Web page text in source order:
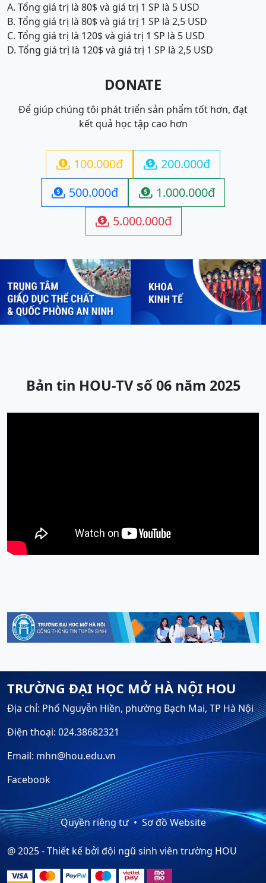
A. Tổng giá trị là 80$ và giá trị 1 SP là 5 USD
B. Tổng giá trị là 80$ và giá trị 1 SP là 2,5 USD
C. Tổng giá trị là 120$ và giá trị 1 SP là 5 USD
D. Tổng giá trị là 120$ và giá trị 1 SP là 2,5 USD
DONATE
Để giúp chúng tôi phát triển sản phẩm tốt hơn, đạt
kết quả học tập cao hơn
 100.000đ  200.000đ
 500.000đ  1.000.000đ
 5.000.000đ
Previous Next
Bản tin HOU-TV số 06 năm 2025
TRƯỜNG ĐẠI HỌC MỞ HÀ NỘI HOU
Địa chỉ: Phố Nguyễn Hiền, phường Bạch Mai, TP Hà Nội
Điện thoại: 024.38682321
Email: mhn@hou.edu.vn
Facebook
Quyền riêng tư Sơ đồ Website
@ 2025 - Thiết kế bởi đội ngũ sinh viên trường HOU